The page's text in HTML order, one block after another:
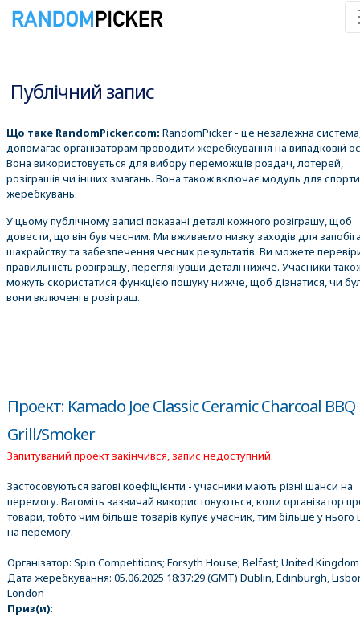
Публічний запис
Що таке RandomPicker.com: RandomPicker - це незалежна
допомагає організаторам проводити жеребкування на випадковій
Вона використовується для вибору переможців роздач, лотерей,
розіграшів чи інших змагань. Вона також включає модуль для
жеребкувань.
У цьому публічному записі показані деталі кожного розіграшу, щоб
довести, що він був чесним. Ми вживаємо низку заходів для
шахрайству та забезпечення чесних результатів. Ви можете
правильність розіграшу, переглянувши деталі нижче. Учасники
можуть скористатися функцією пошуку нижче, щоб дізнатися, чи
вони включені в розіграш.
Проект: Kamado Joe Classic Ceramic Charcoal BBQ
Grill/Smoker
Запитуваний проект закінчився, запис недоступний.
Застосовуються вагові коефіцієнти - учасники мають різні шанси на
перемогу. Вагоміть зазвичай використовуються, коли організатор
товари, тобто чим більше товарів купує учасник, тим більше у нього
на перемогу.
Організатор: Spin Competitions; Forsyth House; Belfast; United Kingdom
Дата жеребкування: 05.06.2025 18:37:29(GMT) Dublin, Edinburgh,
London
Приз(и):